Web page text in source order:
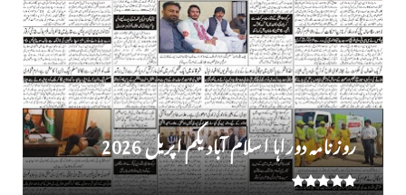
روز نامہ دوراہا اسلام آباد یکم اپریل 2026